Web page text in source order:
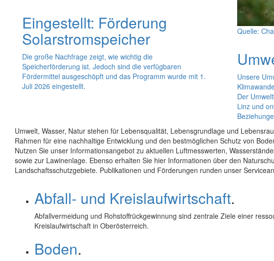
Eingestellt: Förderung
Solarstromspeicher
Die große Nachfrage zeigt, wie wichtig die
Speicherförderung ist. Jedoch sind die verfügbaren
Fördermittel ausgeschöpft und das Programm wurde mit 1.
Juli 2026 eingestellt.
Quelle:
Unsere
Der
Linz und
Umwelt, Wasser, Natur stehen für Lebensqualität, Lebensgrundlage und
Rahmen für eine nachhaltige Entwicklung und den bestmöglichen Schutz von
Nutzen Sie unser Informationsangebot zu aktuellen Luftmesswerten,
sowie zur Lawinenlage. Ebenso erhalten Sie hier Informationen über den
Landschaftsschutzgebiete. Publikationen und Förderungen runden unser
Abfall- und Kreislaufwirtschaft.
Abfallvermeidung und Rohstoffrückgewinnung sind zentrale Ziele einer
Kreislaufwirtschaft in Oberösterreich.
Boden.